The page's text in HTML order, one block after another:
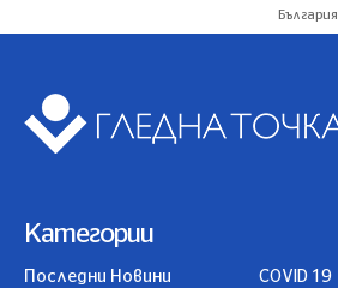
България
Категории
Последни Новини
COVID 19